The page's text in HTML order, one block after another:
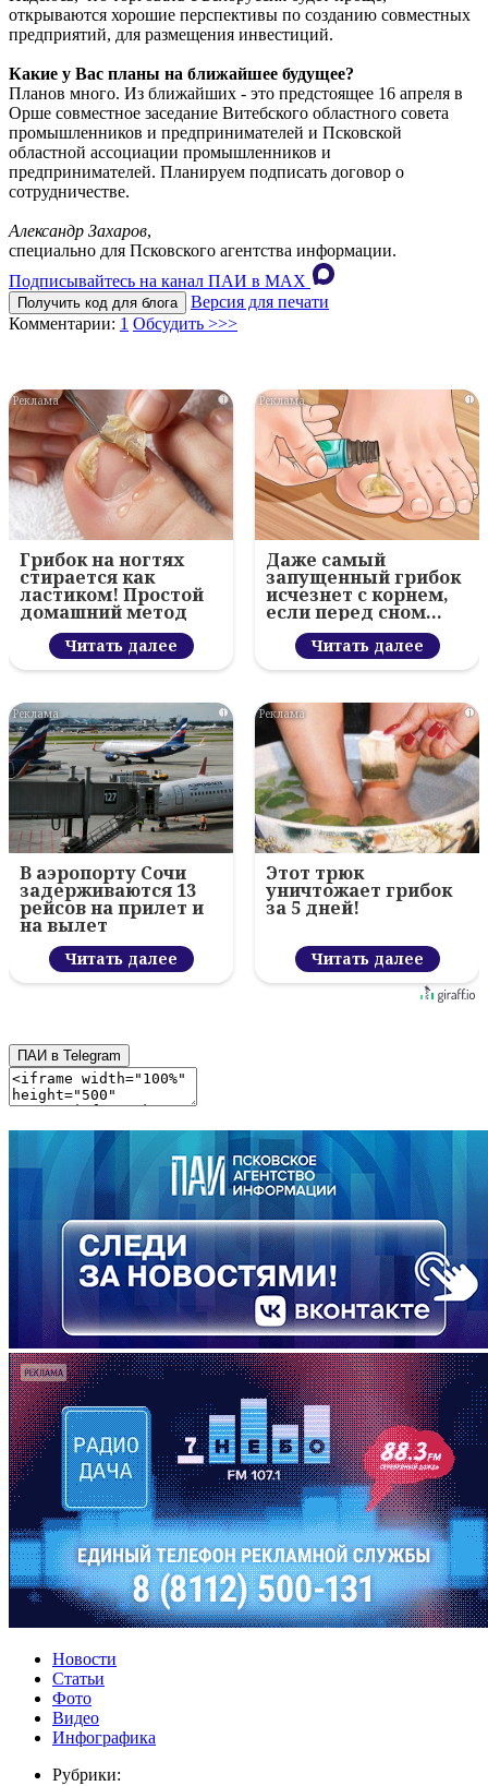
открываются хорошие перспективы по созданию совместных
предприятий, для размещения инвестиций.
Какие у Вас планы на ближайшее будущее?
Планов много. Из ближайших - это предстоящее 16 апреля в
Орше совместное заседание Витебского областного совета
промышленников и предпринимателей и Псковской
областной ассоциации промышленников и
предпринимателей. Планируем подписать договор о
сотрудничестве.
Александр Захаров,
специально для Псковского агентства информации.
Подписывайтесь на канал ПАИ в MAХ
Получить код для блога
Версия для печати
Комментарии: 1 Обсудить >>>
i
Грибок на ногтях
стирается как
ластиком! Простой
домашний метод
Читать далее
i
Даже самый
запущенный грибок
исчезнет с корнем,
если перед сном…
Читать далее
i
В аэропорту Сочи
задерживаются 13
рейсов на прилет и
на вылет
Читать далее
i
Этот трюк
уничтожает грибок
за 5 дней!
Читать далее
ПАИ в Telegram
Новости
Статьи
Фото
Видео
Инфографика
Рубрики: